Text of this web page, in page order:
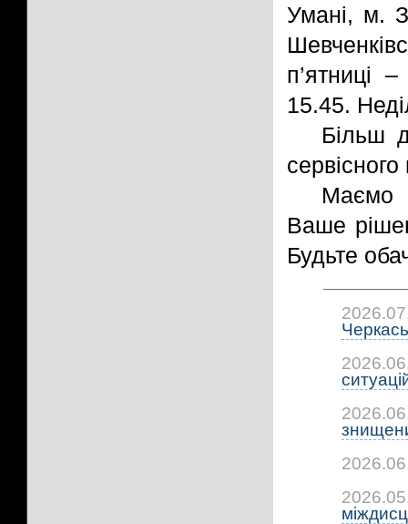
Умані, м.
п’ятниці
15.45.
Більш
Маємо
Ваше
Будьте